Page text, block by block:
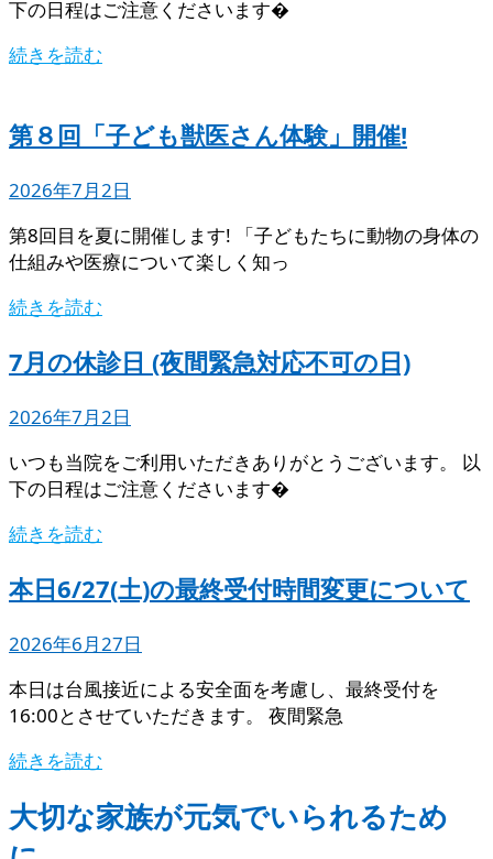
下の日程はご注意くださいます�
続きを読む
第８回「子ども獣医さん体験」開催!
2026年7月2日
第8回目を夏に開催します! 「子どもたちに動物の身体の
仕組みや医療について楽しく知っ
続きを読む
7月の休診日 (夜間緊急対応不可の日)
2026年7月2日
いつも当院をご利用いただきありがとうございます。 以
下の日程はご注意くださいます�
続きを読む
本日6/27(土)の最終受付時間変更について
2026年6月27日
本日は台風接近による安全面を考慮し、最終受付を
16:00とさせていただきます。 夜間緊急
続きを読む
大切な家族が元気でいられるため